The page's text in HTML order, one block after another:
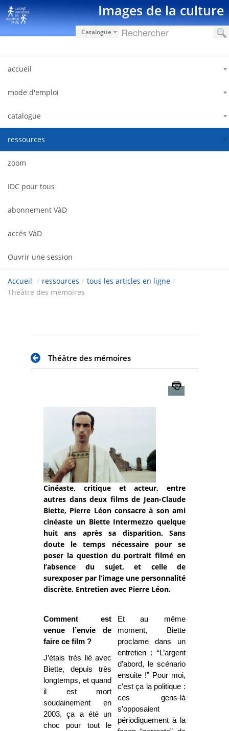
Saut au contenu Images de la culture
Catalogue
accueil
mode d'emploi
catalogue
ressources
zoom
IDC pour tous
abonnement VàD
accès VàD
Ouvrir une session
Accueil / ressources / tous les articles en ligne /
Théâtre des mémoires
Théâtre des mémoires
Cinéaste, critique et acteur, entre
autres dans deux films de Jean-Claude
Biette, Pierre Léon consacre à son ami
cinéaste un Biette Intermezzo quelque
huit ans après sa disparition. Sans
doute le temps nécessaire pour se
poser la question du portrait filmé en
l’absence du sujet, et celle de
surexposer par l’image une personnalité
discrète. Entretien avec Pierre Léon.
Comment est
venue l’envie de
faire ce film ?
J’étais très lié avec
Biette, depuis très
longtemps, et quand
il est mort
soudainement en
2003, ça a été un
choc pour tout le
Et au même
moment, Biette
proclame dans un
entretien : “L’argent
d’abord, le scénario
ensuite !” Pour moi,
c’est ça la politique :
ces gens-là
s’opposaient
périodiquement à la